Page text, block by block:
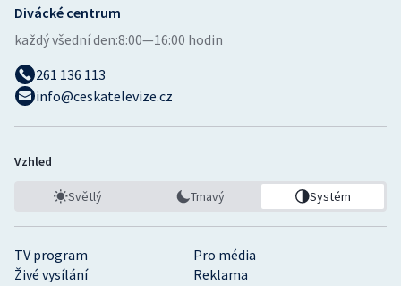
TV program
Pro média
Živé vysílání
Reklama
Divácké centrum
každý všední den:8:00—16:00 hodin
261 136 113
info@ceskatelevize.cz
Vzhled
Světlý Tmavý Systém